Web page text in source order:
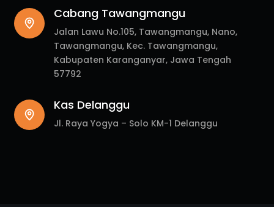
Cabang Tawangmangu
Jalan Lawu No.105, Tawangmangu, Nano,
Tawangmangu, Kec. Tawangmangu,
Kabupaten Karanganyar, Jawa Tengah
57792
Kas Delanggu
Jl. Raya Yogya – Solo KM-1 Delanggu